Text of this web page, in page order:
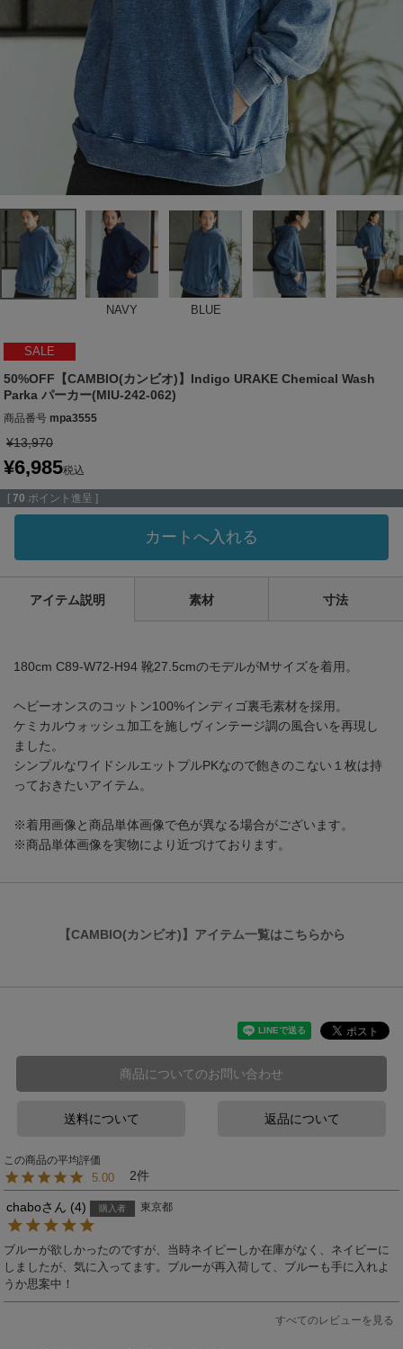
NAVY BLUE
SALE
50%OFF【CAMBIO(カンビオ)】Indigo URAKE Chemical Wash
Parka パーカー(MIU-242-062)
商品番号 mpa3555
¥13,970
¥6,985税込
[ 70 ポイント進呈 ]
カートへ入れる
アイテム説明 素材 寸法
180cm C89-W72-H94 靴27.5cmのモデルがMサイズを着用。
ヘビーオンスのコットン100%インディゴ裏毛素材を採用。
ケミカルウォッシュ加工を施しヴィンテージ調の風合いを再現し
ました。
シンプルなワイドシルエットプルPKなので飽きのこない１枚は持
っておきたいアイテム。
※着用画像と商品単体画像で色が異なる場合がございます。
※商品単体画像を実物により近づけております。
【CAMBIO(カンビオ)】アイテム一覧はこちらから
商品についてのお問い合わせ
送料について 返品について
5.00 2
chabo 4 購入者 東京都
ブルーが欲しかったのですが、当時ネイビーしか在庫がなく、ネイビーに
しましたが、気に入ってます。ブルーが再入荷して、ブルーも手に入れよ
うか思案中！
すべてのレビューを見る